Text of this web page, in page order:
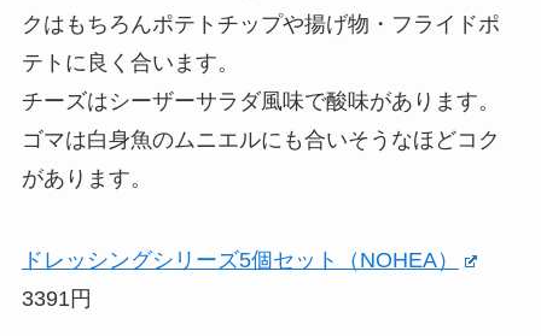
クはもちろんポテトチップや揚げ物・フライドポ
テトに良く合います。
チーズはシーザーサラダ風味で酸味があります。
ゴマは白身魚のムニエルにも合いそうなほどコク
があります。
ドレッシングシリーズ5個セット（NOHEA）
3391円